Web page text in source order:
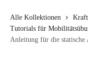
Alle Kollektionen
Tutorials für
Anleitung für die